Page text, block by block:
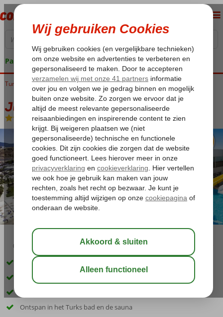
Pakketgarantie
Home
Turkije Egeische kust Bodrum Gumbet Jasmin Beach
Jasmin Beach
All Inclusive- Hotel
03:30
Vlak bij het strand en Gumbet
Het hotel is gelegen in een prachtige tuin
Ontspan in het Turks bad en de sauna